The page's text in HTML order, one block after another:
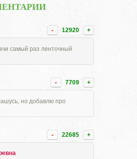
- 12920 +
самый раз ленточный
- 7709 +
но добавлю про
- 22685 +